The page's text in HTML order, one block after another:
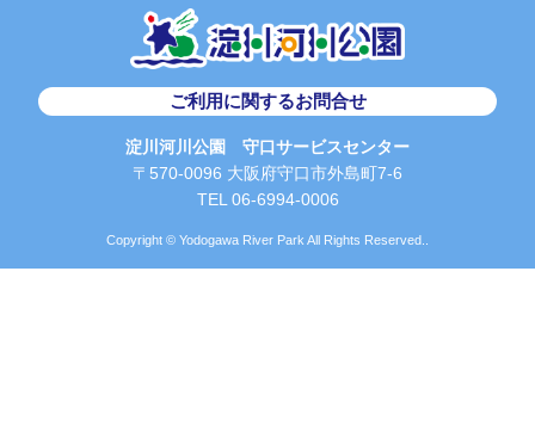
ご利用に関するお問合せ
淀川河川公園 守口サービスセンター
〒570-0096 大阪府守口市外島町7-6
TEL 06-6994-0006
Copyright © Yodogawa River Park All Rights Reserved..